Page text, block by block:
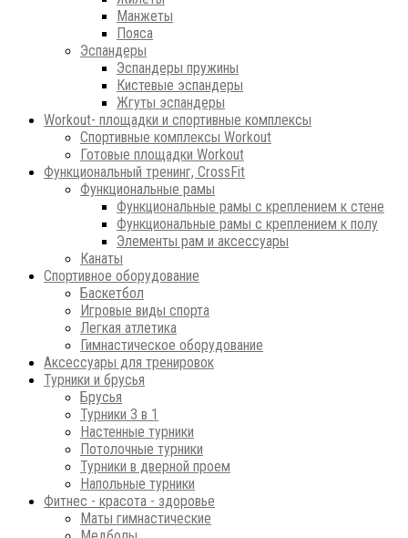
Манжеты
Пояса
Эспандеры
Эспандеры пружины
Кистевые эспандеры
Жгуты эспандеры
Workout- площадки и спортивные комплексы
Спортивные комплексы Workout
Готовые площадки Workout
Функциональный тренинг, CrossFit
Функциональные рамы
Функциональные рамы с креплением к стене
Функциональные рамы с креплением к полу
Элементы рам и аксессуары
Канаты
Спортивное оборудование
Баскетбол
Игровые виды спорта
Легкая атлетика
Гимнастическое оборудование
Аксессуары для тренировок
Турники и брусья
Брусья
Турники 3 в 1
Настенные турники
Потолочные турники
Турники в дверной проем
Напольные турники
Фитнес - красота - здоровье
Маты гимнастические